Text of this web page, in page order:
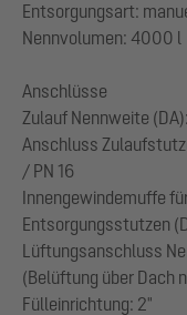
Entsorgungsart:
Nennvolumen: 4000 l
Anschlüsse
Zulauf Nennweite
Anschluss
/ PN 16
Innengewindemuffe
Entsorgungsstutzen
Lüftungsanschluss
(Belüftung über Dach
Fülleinrichtung: 2"